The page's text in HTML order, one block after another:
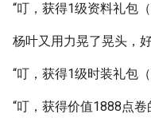
“叮，获得1级资料礼包
杨叶又用力晃了晃头，
“叮，获得1级时装礼包
“叮，获得价值1888点